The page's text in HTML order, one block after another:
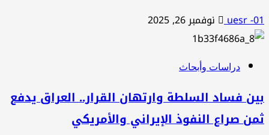
uesr -01 نوفمبر 26, 2025
دراسات وأبحاث
بين فساد السلطة وارتهان القرار.. العراق يدفع
ثمن صراع النفوذ الإيراني والأمريكي